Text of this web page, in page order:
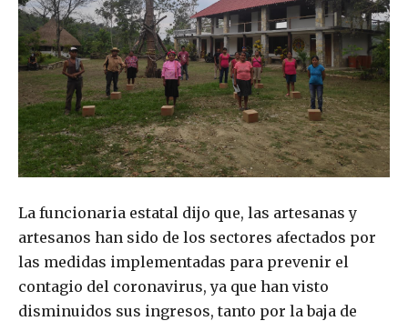
La funcionaria estatal dijo que, las artesanas y
artesanos han sido de los sectores afectados por
las medidas implementadas para prevenir el
contagio del coronavirus, ya que han visto
disminuidos sus ingresos, tanto por la baja de